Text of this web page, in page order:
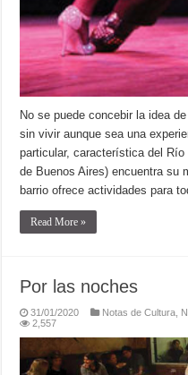
No se puede concebir la idea
sin vivir aunque sea una
particular, característica del
de Buenos Aires) encuentra su
barrio ofrece actividades para
Read More »
Por las noches
31/01/2020 Notas de Cultura
2,557